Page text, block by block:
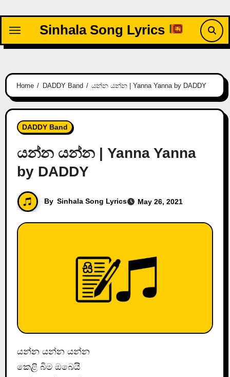
content
Sinhala Song Lyrics
Home DADDY Band යන්න යන්න | Yanna Yanna by DADDY
DADDY Band
යන්න යන්න | Yanna Yanna
by DADDY
By Sinhala Song Lyrics May 26, 2021
යන්න යන්න යන්න
කෙළි බිම ඔබෙයි